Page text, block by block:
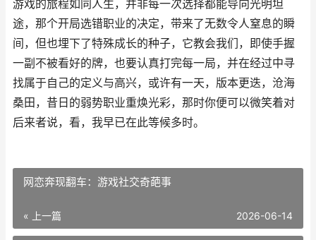
游戏的旅程如同人生，并非每一次选择都能导向光明坦
途，那个开局选错职业的决定，带来了无数令人窒息的瞬
间，但也埋下了特殊成长的种子，它教会我们，即使手握
一副不被看好的牌，也要认真打完每一局，并在经过中寻
找属于自己的定义与高兴，或许有一天，版本更迭，沧海
桑田，昔日的弱势职业重焕光彩，那时你便可以微笑着对
后来者说，看，我早已在此等候多时。
网恋奔现翻车：游戏社交奇葩事
« 上一篇 2026-06-14